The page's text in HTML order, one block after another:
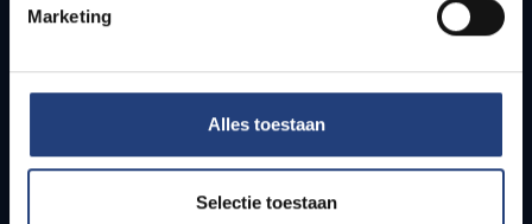
Marketing
Alles toestaan
Selectie toestaan
Studenten
PhD-studenten